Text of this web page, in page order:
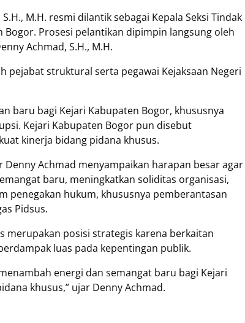
M.H. resmi dilantik sebagai Kepala Seksi Tindak
Bogor. Prosesi pelantikan dipimpin langsung oleh
Achmad, S.H., M.H.
struktural serta pegawai Kejaksaan Negeri
baru bagi Kejari Kabupaten Bogor, khususnya
Kejari Kabupaten Bogor pun disebut
kinerja bidang pidana khusus.
Achmad menyampaikan harapan besar agar
baru, meningkatkan soliditas organisasi,
penegakan hukum, khususnya pemberantasan
Pidsus.
merupakan posisi strategis karena berkaitan
luas pada kepentingan publik.
energi dan semangat baru bagi Kejari
khusus,” ujar Denny Achmad.